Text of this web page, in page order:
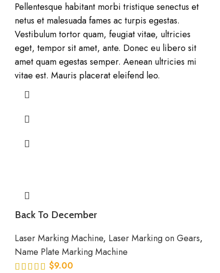
Pellentesque habitant morbi tristique senectus et
netus et malesuada fames ac turpis egestas.
Vestibulum tortor quam, feugiat vitae, ultricies
eget, tempor sit amet, ante. Donec eu libero sit
amet quam egestas semper. Aenean ultricies mi
vitae est. Mauris placerat eleifend leo.
Back To December
Laser Marking Machine, Laser Marking on Gears,
Name Plate Marking Machine
$9.00